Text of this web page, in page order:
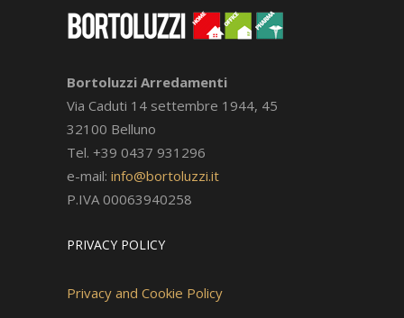
Bortoluzzi Arredamenti
Via Caduti 14 settembre 1944, 45
32100 Belluno
Tel. +39 0437 931296
e-mail: info@bortoluzzi.it
P.IVA 00063940258
PRIVACY POLICY
Privacy and Cookie Policy